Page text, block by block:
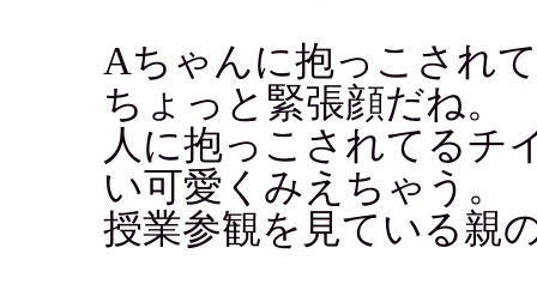
Aちゃんに抱っこされ
ちょっと緊張顔だね。
人に抱っこされてるチ
い可愛くみえちゃう。
授業参観を見ている親